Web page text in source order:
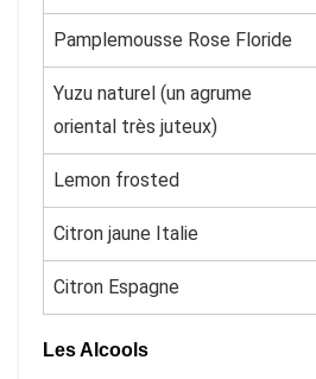
Pamplemousse Rose Floride
Yuzu naturel (un agrume
oriental très juteux)
Lemon frosted
Citron jaune Italie
Citron Espagne
Les Alcools